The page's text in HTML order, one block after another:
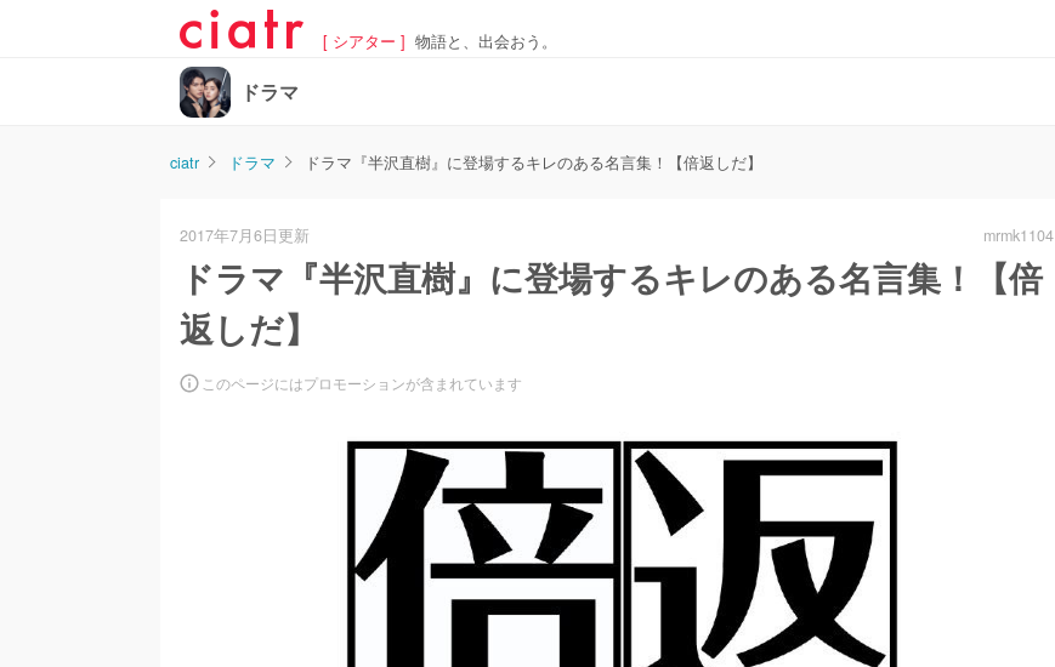
[ シアター ] 物語と、出会おう。
ドラマ
ciatr ドラマ ドラマ『半沢直樹』に登場するキレのある名言集！【倍返しだ】
2017年7月6日更新 mrmk1104
ドラマ『半沢直樹』に登場するキレのある名言集！【倍
返しだ】
このページにはプロモーションが含まれています